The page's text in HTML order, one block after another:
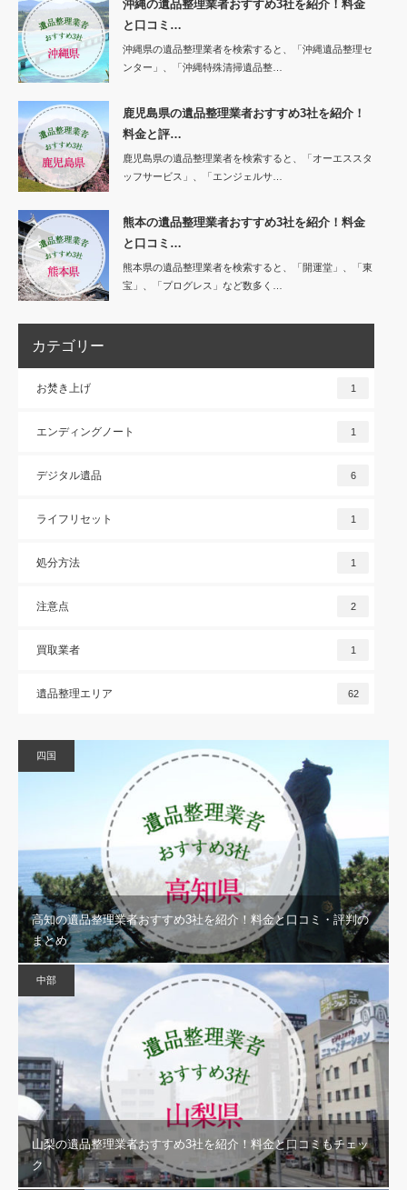
沖縄の遺品整理業者おすすめ3社を紹介！料金
と口コミ…
沖縄県の遺品整理業者を検索すると、「沖縄遺品整理セ
ンター」、「沖縄特殊清掃遺品整…
鹿児島県の遺品整理業者おすすめ3社を紹介！
料金と評…
鹿児島県の遺品整理業者を検索すると、「オーエススタ
ッフサービス」、「エンジェルサ…
熊本の遺品整理業者おすすめ3社を紹介！料金
と口コミ…
熊本県の遺品整理業者を検索すると、「開運堂」、「東
宝」、「プログレス」など数多く…
カテゴリー
お焚き上げ 1
エンディングノート 1
デジタル遺品 6
ライフリセット 1
処分方法 1
注意点 2
買取業者 1
遺品整理エリア 62
四国
高知の遺品整理業者おすすめ3社を紹介！料金と口コミ・評判の
まとめ
中部
山梨の遺品整理業者おすすめ3社を紹介！料金と口コミもチェッ
ク